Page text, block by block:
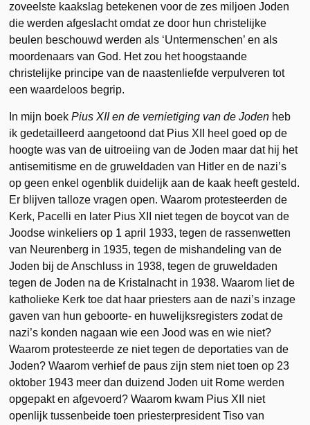
zoveelste kaakslag betekenen voor de zes miljoen Joden
die werden afgeslacht omdat ze door hun christelijke
beulen beschouwd werden als ‘Untermenschen’ en als
moordenaars van God. Het zou het hoogstaande
christelijke principe van de naastenliefde verpulveren tot
een waardeloos begrip.
In mijn boekPius XII en de vernietiging van de Joden heb
ik gedetailleerd aangetoond dat Pius XII heel goed op de
hoogte was van de uitroeiing van de Joden maar dat hij het
antisemitisme en de gruweldaden van Hitler en de nazi’s
op geen enkel ogenblik duidelijk aan de kaak heeft gesteld.
Er blijven talloze vragen open. Waarom protesteerden de
Kerk, Pacelli en later Pius XII niet tegen de boycot van de
Joodse winkeliers op 1 april 1933, tegen de rassenwetten
van Neurenberg in 1935, tegen de mishandeling van de
Joden bij de Anschluss in 1938, tegen de gruweldaden
tegen de Joden na de Kristalnacht in 1938. Waarom liet de
katholieke Kerk toe dat haar priesters aan de nazi’s inzage
gaven van hun geboorte- en huwelijksregisters zodat de
nazi’s konden nagaan wie een Jood was en wie niet?
Waarom protesteerde ze niet tegen de deportaties van de
Joden? Waarom verhief de paus zijn stem niet toen op 23
oktober 1943 meer dan duizend Joden uit Rome werden
opgepakt en afgevoerd? Waarom kwam Pius XII niet
openlijk tussenbeide toen priesterpresident Tiso van